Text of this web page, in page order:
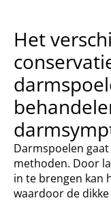
Het
Darmspoelen
methoden. Door
in te brengen kan
waardoor de